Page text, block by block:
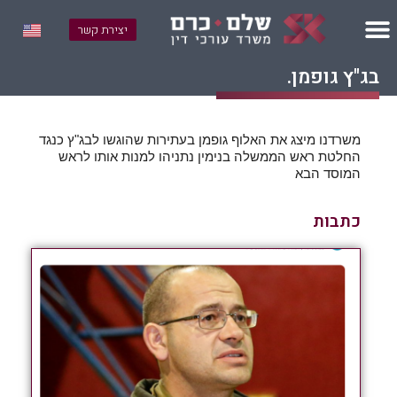
יצירת קשר
בג"ץ גופמן.
משרדנו מיצג את האלוף גופמן בעתירות שהוגשו לבג"ץ כנגד
החלטת ראש הממשלה בנימין נתניהו למנות אותו לראש
המוסד הבא
כתבות